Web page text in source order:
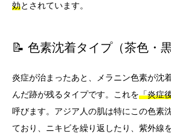
効とされています。
📝 色素沈着タイプ（茶色・
炎症が治まったあと、メラニン色素が沈
んだ跡が残るタイプです。これを「炎症
呼びます。アジア人の肌は特にこの色素
ており、ニキビを繰り返したり、紫外線